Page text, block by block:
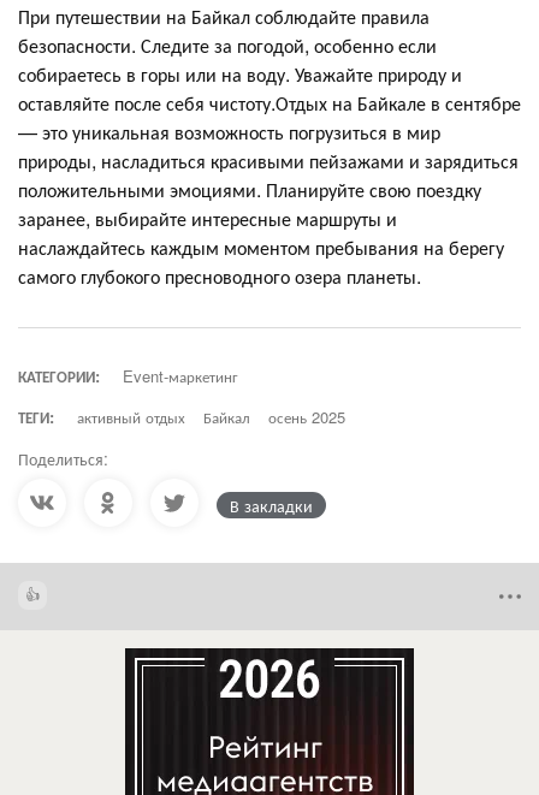
При путешествии на Байкал соблюдайте правила
безопасности. Следите за погодой, особенно если
собираетесь в горы или на воду. Уважайте природу и
оставляйте после себя чистоту.Отдых на Байкале в сентябре
— это уникальная возможность погрузиться в мир
природы, насладиться красивыми пейзажами и зарядиться
положительными эмоциями. Планируйте свою поездку
заранее, выбирайте интересные маршруты и
наслаждайтесь каждым моментом пребывания на берегу
самого глубокого пресноводного озера планеты.
КАТЕГОРИИ:
Event-маркетинг
ТЕГИ:
активный отдых Байкал осень 2025
Поделиться:
В закладки